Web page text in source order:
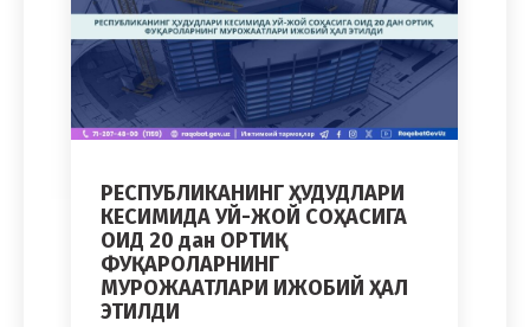
РЕСПУБЛИКАНИНГ ҲУДУДЛАРИ
КЕСИМИДА УЙ-ЖОЙ СОҲАСИГА
ОИД 20 дан ОРТИҚ
ФУҚАРОЛАРНИНГ
МУРОЖААТЛАРИ ИЖОБИЙ ҲАЛ
ЭТИЛДИ